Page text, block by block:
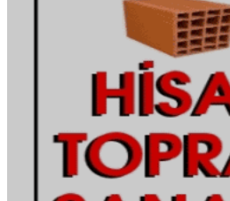
Yozgat
Zonguldak
SINOP
BOYABAT
SIYASET